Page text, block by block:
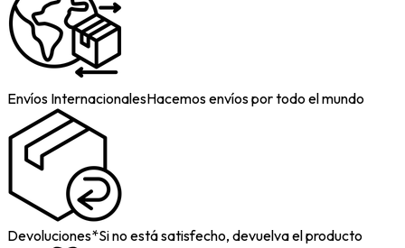
Envíos InternacionalesHacemos envíos por todo el mundo
Devoluciones*Si no está satisfecho, devuelva el producto